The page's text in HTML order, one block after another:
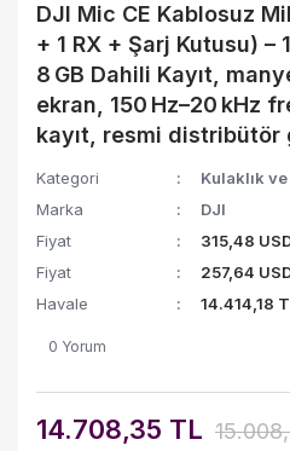
DJI Mic CE Kablosuz
+ 1 RX + Şarj Kutusu) –
8 GB Dahili Kayıt,
ekran, 150 Hz–20 kHz
kayıt, resmi distribütör
Kategori
Kulaklık
Marka
DJI
Fiyat
315,48
Fiyat
257,64
Havale
14.414,18
0 Yorum
14.708,35 TL